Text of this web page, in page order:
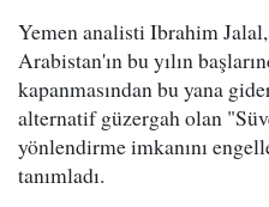
Yemen analisti Ibrahim
Arabistan'ın bu yılın
kapanmasından bu yana
alternatif güzergah olan
yönlendirme imkanını
tanımladı.